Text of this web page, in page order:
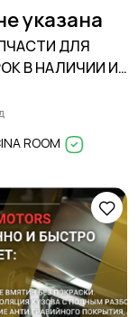
указана
ДЛЯ
В НАЛИЧИИ И
ROOM